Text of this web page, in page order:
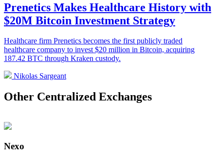
Prenetics Makes Healthcare History with
$20M Bitcoin Investment Strategy
Healthcare firm Prenetics becomes the first publicly traded
healthcare company to invest $20 million in Bitcoin, acquiring
187.42 BTC through Kraken custody.
Nikolas Sargeant
Other Centralized Exchanges
Nexo